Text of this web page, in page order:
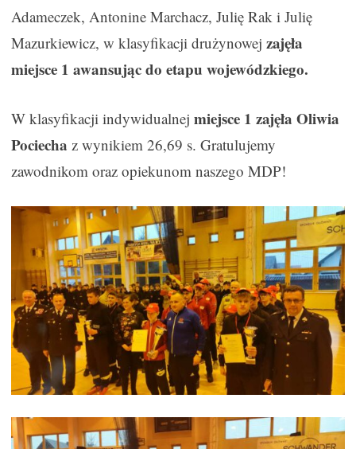
Adameczek, Antonine Marchacz, Julię Rak i Julię
Mazurkiewicz, w klasyfikacji drużynowej zajęła
miejsce 1 awansując do etapu wojewódzkiego.
W klasyfikacji indywidualnej miejsce 1 zajęła Oliwia
Pociecha z wynikiem 26,69 s. Gratulujemy
zawodnikom oraz opiekunom naszego MDP!